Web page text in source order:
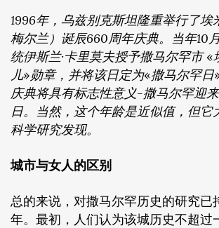
1996年，乌兹别克斯坦隆重举行了埃
梅尔兰）诞辰660周年庆典。当年10
统伊斯兰·卡里莫夫授予撒马尔罕市«
儿»勋章，并将该日定为«撒马尔罕日
庆典将具有标志性意义-撒马尔罕迎
日。当然，这个年龄是近似值，但它
科学研究发现。
城市与女人的区别
总的来说，对撒马尔罕历史的研究已
年。最初，人们认为该城历史不超过